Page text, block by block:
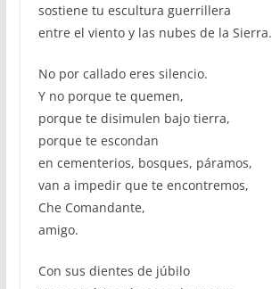
sostiene tu escultura guerrillera
entre el viento y las nubes de la Sierra.
No por callado eres silencio.
Y no porque te quemen,
porque te disimulen bajo tierra,
porque te escondan
en cementerios, bosques, páramos,
van a impedir que te encontremos,
Che Comandante,
amigo.
Con sus dientes de júbilo